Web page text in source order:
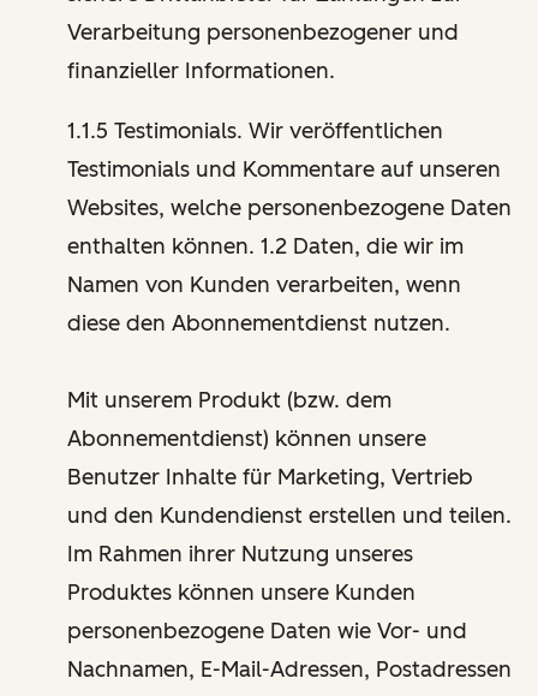
Verarbeitung personenbezogener und
finanzieller Informationen.
1.1.5 Testimonials. Wir veröffentlichen
Testimonials und Kommentare auf unseren
Websites, welche personenbezogene Daten
enthalten können. 1.2 Daten, die wir im
Namen von Kunden verarbeiten, wenn
diese den Abonnementdienst nutzen.
Mit unserem Produkt (bzw. dem
Abonnementdienst) können unsere
Benutzer Inhalte für Marketing, Vertrieb
und den Kundendienst erstellen und teilen.
Im Rahmen ihrer Nutzung unseres
Produktes können unsere Kunden
personenbezogene Daten wie Vor- und
Nachnamen, E-Mail-Adressen, Postadressen